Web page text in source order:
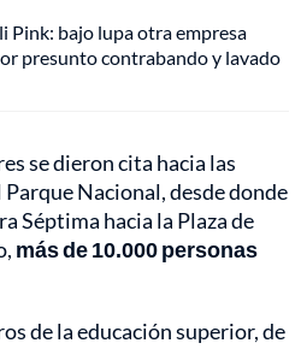
Pink: bajo lupa otra empresa
presunto contrabando y lavado
se dieron cita hacia las
Parque Nacional, desde donde
Séptima hacia la Plaza de
más de 10.000 personas
de la educación superior, de